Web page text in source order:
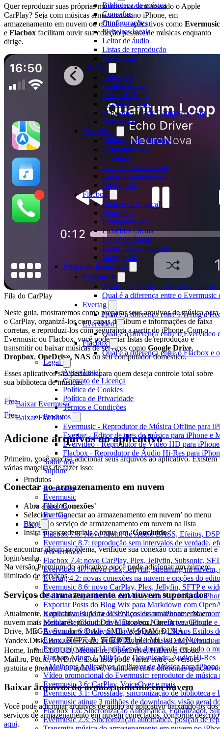
Biblioteca de música
Conexões
Configurações
Ficheiros locais
Leitor de áudio
Listas de reprodução
Navegação
Evertag
Conexões
Configurações
Editor de Tags
Ficheiros locais
Mapeamentos de Campos de Tag
Navegação
Evervideo
Biblioteca de Multimédia
Configurações
Ficheiros
Leitor de Multimédia
Listas de reprodução
Navegação
Flacbox
Biblioteca Musical
Conexões
Configurações
Ficheiros Locais
Leitor de Áudio
Listas de Reprodução
Navegação
Perguntas frequentes
Evermusic
Qual é a diferença entre o Evermusic
Qual é a diferença entre o
Evertag
Qual é a diferença entre Evertag e
Evervideo
Qual é a diferença entre o Evervideo
Flacbox
Qual é a diferença entre o Flacbox e
Legal
Aviso Legal
Contrato de Licença
Política de Cookies
Política de Privacidade
Termos e Condições
Produtos
Evermusic - Reprodutor de Música Offline para
Evertag - Editor de tags de música para iPhone e
Evervideo - Reprodutor de Vídeo HD para
Flacbox - Reprodutor de Áudio Hi-Res para
Sobre nós
Suporte
Produtos
Evervideo
Evermusic
Flacbox
Evertag
Blog
Flacbox 7.6: Novo Motor de Áudio BASS, Efeitos,
Evermusic 8.7: reprodução sem intervalos de verdade,
redesenhado
Flacbox 7.4: novo CarPlay, Plex, Jellyfin, Subsonic,
Evervideo 1.7: novo Plex, Jellyfin, streaming na nuvem,
Evertag 4.2: novas conexões na nuvem e opções do
Evermusic 8.6: novo CarPlay, Plex, Jellyfin, SFTP e
Melhores Reprodutores de Música em Nuvem para
Exportar Posts do Blog Wix para Markdown com
Reproduza FLAC e DSD Lossless no iPhone e Mac
Melhor Reprodutor de Música em Nuvem para iPhone e
Evermusic 6.8: Aliyun Drive, Synology, Novos Estilos
Evermusic Pro no Setapp Mobile: Música em Nuvem
Evermusic atinge 11 milhões de downloads em todo o
Flacbox Atinge 1 Milhão de Downloads: Áudio Hi-Res
5 Melhores Aplicativos de Player de Música para
Vídeo promocional do Evermusic: reprodutor de música
Evermusic 3.6: CarPlay, VoiceOver e mais
Evermusic 3.1: Crossfade, sincronização de biblioteca e
Evermusic atinge 3 milhões de downloads: visão geral
Flacbox 1.6: Sincronização Automática, Equalizador,
Evermusic 2.3: Sincronização automática, posição de
Quer reproduzir suas próprias músicas no carro usando o Apple
CarPlay? Seja com músicas armazenadas no iPhone, em
armazenamento em nuvem ou offline — aplicativos como Evermusic
e Flacbox facilitam ouvir sua coleção pessoal de músicas enquanto
dirige.
Fila do CarPlay
Neste guia, mostraremos como preparar seus arquivos de música para
o CarPlay, organizá-los com capas de álbum e informações de faixa
corretas, e reproduzi-los com segurança a partir do iPhone. Com o
Evermusic ou Flacbox, você pode criar listas de reprodução e
transmitir ou baixar músicas de serviços como Google Drive,
Dropbox, OneDrive, NAS ou seu computador doméstico.
Esses aplicativos são perfeitos para quem deseja controle total sobre
sua biblioteca de músicas.
Baixar Evermusic
Free
Baixar Flacbox
Free
Adicione arquivos ao aplicativo
Primeiro, você precisa adicionar seus arquivos ao aplicativo. Existem
várias maneiras de fazer isso:
Conectar ao armazenamento em nuvem
Abra a aba ‘Conexões’
Selecione ‘Conectar ao armazenamento em nuvem’ no menu
Escolha o serviço de armazenamento em nuvem na lista
Insira suas credenciais e toque em ‘Concluído.’
Se encontrar algum problema, verifique sua conexão com a internet e
login/senha.
Na versão Premium do aplicativo, você pode adicionar um número
ilimitado de serviços.
Serviços de armazenamento em nuvem suportados
Atualmente, o aplicativo suporta os serviços de armazenamento em
nuvem mais populares: iCloud Drive, Dropbox, OneDrive, Google
Drive, MEGA, Synology Drive, SMB, WebDAV, DLNA,
Yandex.Disk, Box, 阿里云盘, 百度网盘, pCloud, WD My Cloud
Home, InfiniCLOUD, MediaFire, OpenDrive, HiDrive, Cloud
Mail.ru, Put.io, MyDrive. Esta lista pode variar entre as versões
gratuita e premium do aplicativo, e também entre diferentes
Baixar arquivos do armazenamento em nuvem
Você pode adicionar arquivos de áudio ao aplicativo baixando-os dos
serviços de armazenamento em nuvem conectados, conforme descrito
aqui.